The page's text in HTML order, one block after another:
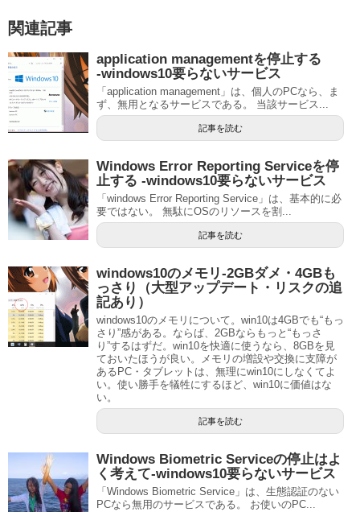
関連記事
application managementを停止する
‐windows10要らないサービス
「application management」は、個人のPCなら、ま
ず、無用となるサービスである。 当該サービス...
記事を読む
Windows Error Reporting Serviceを停
止する ‐windows10要らないサービス
「windows Error Reporting Service」は、基本的に必
要ではない。 無駄にOSのリソースを割...
記事を読む
windows10のメモリ‐2GBダメ・4GBも
っさり（大型アップデート・リスクの追
記あり）
windows10のメモリについて。win10は4GBでも“もっ
さり”感がある。ならば、2GBならもっと“もっさ
り”するはずだ。win10を快適に使うなら、8GBを見
ておいたほうが良い。メモリの増設や交換に支障が
あるPC・タブレットは、無理にwin10にしなくてよ
い。使い勝手を犠牲にするほど、win10に価値はな
い。
記事を読む
Windows Biometric Serviceの停止はよ
く考えて‐windows10要らないサービス
「Windows Biometric Service」は、生態認証のない
PCなら無用のサービスである。 お使いのPC...